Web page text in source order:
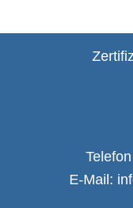
E-Mail: